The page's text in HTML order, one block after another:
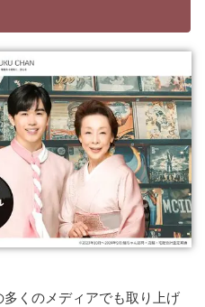
多くのメディアでも取り上げ